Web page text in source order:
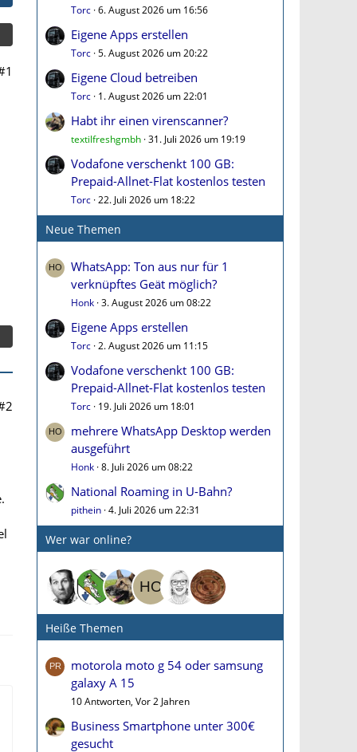
Torc 6. August 2026 um 16:56
Eigene Apps erstellen
Torc 5. August 2026 um 20:22
Eigene Cloud betreiben
Torc 1. August 2026 um 22:01
Habt ihr einen virenscanner?
textilfreshgmbh 31. Juli 2026 um 19:19
Vodafone verschenkt 100 GB:
Prepaid-Allnet-Flat kostenlos testen
Torc 22. Juli 2026 um 18:22
Neue Themen
WhatsApp: Ton aus nur für 1
verknüpftes Geät möglich?
Honk 3. August 2026 um 08:22
Eigene Apps erstellen
Torc 2. August 2026 um 11:15
Vodafone verschenkt 100 GB:
Prepaid-Allnet-Flat kostenlos testen
Torc 19. Juli 2026 um 18:01
mehrere WhatsApp Desktop werden
ausgeführt
Honk 8. Juli 2026 um 08:22
National Roaming in U-Bahn?
pithein 4. Juli 2026 um 22:31
Wer war online?
Heiße Themen
motorola moto g 54 oder samsung
galaxy A 15
10 Antworten, Vor 2 Jahren
Business Smartphone unter 300€
gesucht